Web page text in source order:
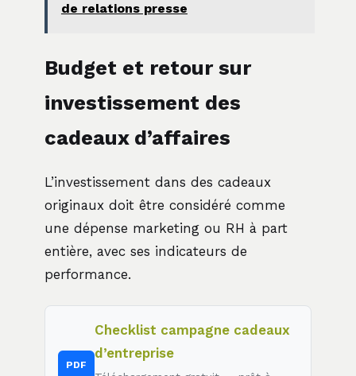
de relations presse
Budget et retour sur
investissement des
cadeaux d’affaires
L’investissement dans des cadeaux
originaux doit être considéré comme
une dépense marketing ou RH à part
entière, avec ses indicateurs de
performance.
PDF
Checklist campagne cadeaux
d’entreprise